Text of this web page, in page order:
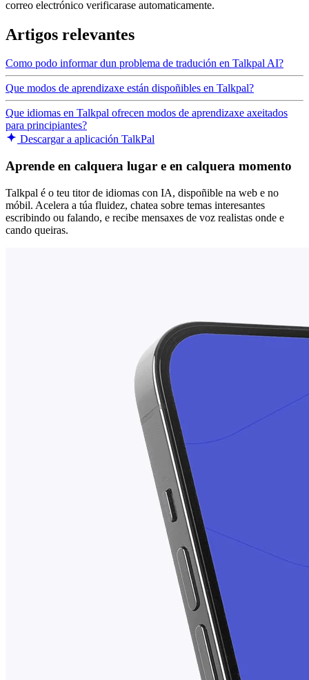
correo electrónico verificarase automaticamente.
Artigos relevantes
Como podo informar dun problema de tradución en Talkpal AI?
Que modos de aprendizaxe están dispoñibles en Talkpal?
Que idiomas en Talkpal ofrecen modos de aprendizaxe axeitados
para principiantes?
Descargar a aplicación TalkPal
Aprende en calquera lugar e en calquera momento
Talkpal é o teu titor de idiomas con IA, dispoñible na web e no
móbil. Acelera a túa fluidez, chatea sobre temas interesantes
escribindo ou falando, e recibe mensaxes de voz realistas onde e
cando queiras.